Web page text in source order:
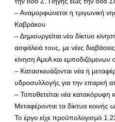
– Αναμορφώνεται η τριγωνική
Καβράκου
– Δημιουργείται νέο δίκτυο
ασφάλειά τους, με νέες
κίνηση ΑμεΑ και εμποδιζόμενων
– Κατασκευάζονται νέα ή
υδροσυλλογής για την επαρκή
– Τοποθετείται νέα κατακόρυφη
Μεταφέρονται τα δίκτυα κοινής
Το έργο είχε προϋπολογισμό